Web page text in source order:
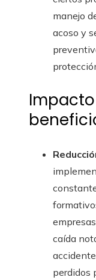
manejo
acoso y
caída
perdidos